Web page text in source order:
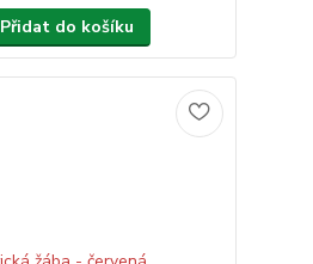
Přidat do košíku